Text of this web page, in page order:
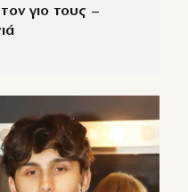
γιο τους –